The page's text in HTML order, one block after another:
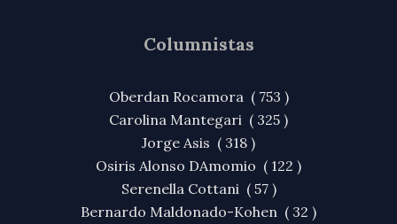
Columnistas
Oberdan Rocamora ( 753 )
Carolina Mantegari ( 325 )
Jorge Asis ( 318 )
Osiris Alonso DAmomio ( 122 )
Serenella Cottani ( 57 )
Bernardo Maldonado-Kohen ( 32 )